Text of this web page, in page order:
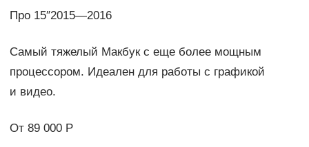
Про 15″2015—2016
Самый тяжелый Макбук с еще более мощным
процессором. Идеален для работы с графикой
и видео.
От 89 000 Р